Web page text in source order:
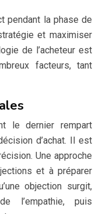
pendant la phase de
et maximiser
de l’acheteur est
facteurs, tant
le dernier rempart
d’achat. Il est
Une approche
et à préparer
objection surgit,
l’empathie, puis